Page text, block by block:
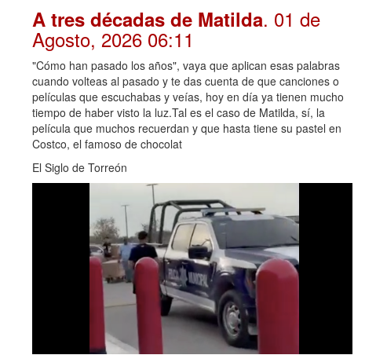
A tres décadas de Matilda. 01 de
Agosto, 2026 06:11
"Cómo han pasado los años", vaya que aplican esas palabras
cuando volteas al pasado y te das cuenta de que canciones o
películas que escuchabas y veías, hoy en día ya tienen mucho
tiempo de haber visto la luz.Tal es el caso de Matilda, sí, la
película que muchos recuerdan y que hasta tiene su pastel en
Costco, el famoso de chocolat
El Siglo de Torreón